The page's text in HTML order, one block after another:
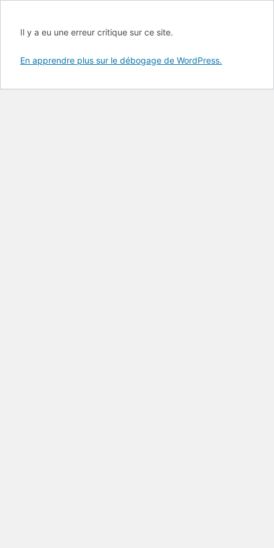
Il y a eu une erreur critique sur ce site.
En apprendre plus sur le débogage de WordPress.